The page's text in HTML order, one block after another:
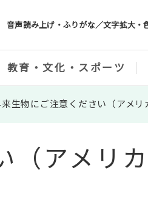
音声読み上げ・ふりがな／文字拡大・
教育・文化・スポーツ
生物にご注意ください（アメリ
（アメリ